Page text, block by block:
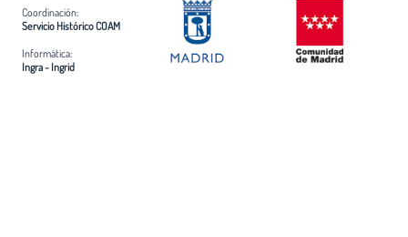
Coordinación:
Servicio Histórico COAM
Informática:
Ingra - Ingrid